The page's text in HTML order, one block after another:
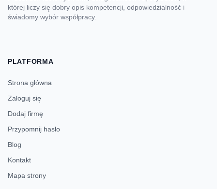
której liczy się dobry opis kompetencji, odpowiedzialność i
świadomy wybór współpracy.
PLATFORMA
Strona główna
Zaloguj się
Dodaj firmę
Przypomnij hasło
Blog
Kontakt
Mapa strony